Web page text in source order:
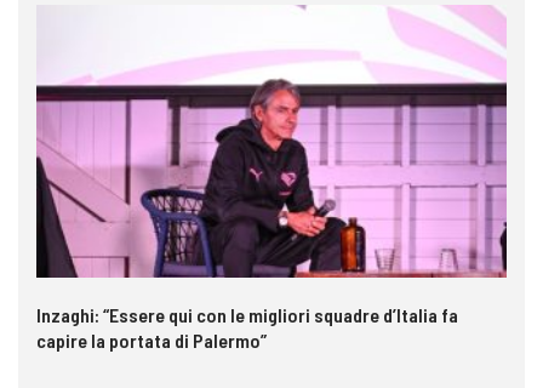
Inzaghi: “Essere qui con le migliori squadre d’Italia fa
capire la portata di Palermo”